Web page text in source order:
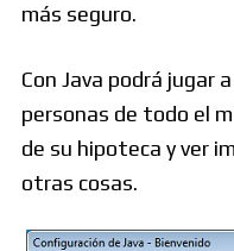
más seguro.
Con Java podrá jugar
personas de todo el
de su hipoteca y ver
otras cosas.